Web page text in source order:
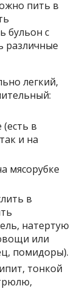
пить в
бульон с
различные
легкий,
в
и на
мясорубке
в
натертую
или
помидоры).
тонкой